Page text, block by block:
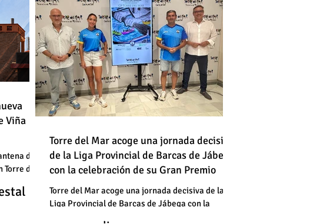
en
Un vehículo en llamas atraviesa
una vía en Torre del Mar junto a
una gasolinera
en
Un vehículo en llamas atraviesa
una vía en Torre del Mar junto a
Viña
de
del
Torre del Mar acoge una jornada decisiva
de la Liga Provincial de Barcas de Jábega
con la celebración de su Gran Premio
Torre del Mar acoge una jornada decisiva de la
Liga Provincial de Barcas de Jábega con la